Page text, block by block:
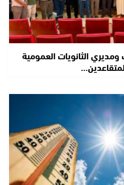
الثانويات العمومية